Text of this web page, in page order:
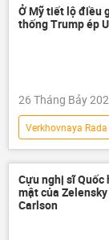
Vladimir Zelensky
Chính trị
Thế giới
Ở Mỹ tiết lộ điều
thống Trump ép
26 Tháng Bảy
Verkhovnaya Rada
Chiến dịch quân
Nga
Cuộc khủng
Cựu nghị sĩ
mật của
Carlson